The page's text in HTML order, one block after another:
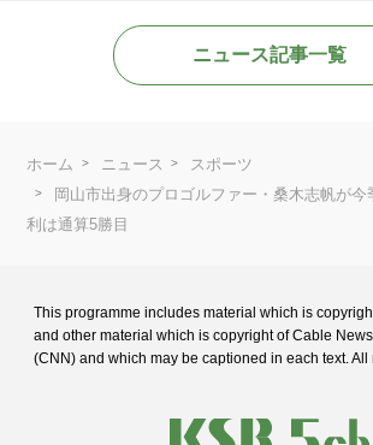
ニュース記事一覧
ホーム ニュース
スポーツ
岡山市出身のプロゴルファー・桑木志帆が
利は通算5勝目
This programme includes material which is
and other material which is copyright of Cable
(CNN) and which may be captioned in each text. All